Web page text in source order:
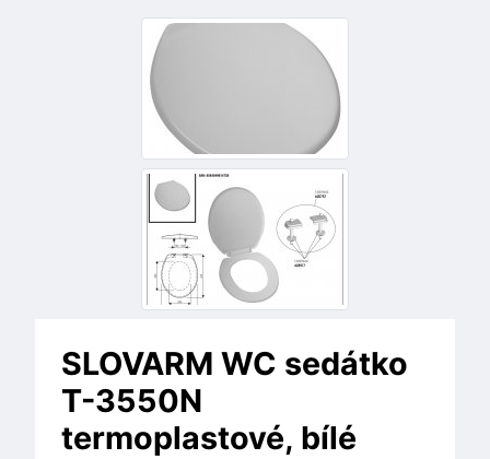
SLOVARM WC sedátko
T-3550N
termoplastové, bílé